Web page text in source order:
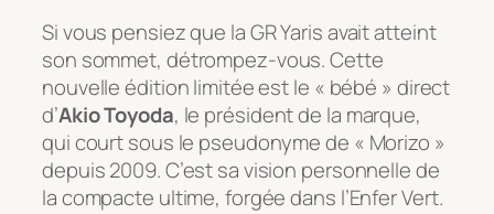
Si vous pensiez que la GR Yaris avait atteint
son sommet, détrompez-vous. Cette
nouvelle édition limitée est le « bébé » direct
d’Akio Toyoda, le président de la marque,
qui court sous le pseudonyme de « Morizo »
depuis 2009. C’est sa vision personnelle de
la compacte ultime, forgée dans l’Enfer Vert.